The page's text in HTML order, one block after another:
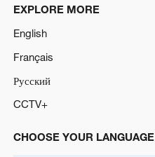
EXPLORE MORE
English
Français
Русский
CCTV+
CHOOSE YOUR LANGUAGE